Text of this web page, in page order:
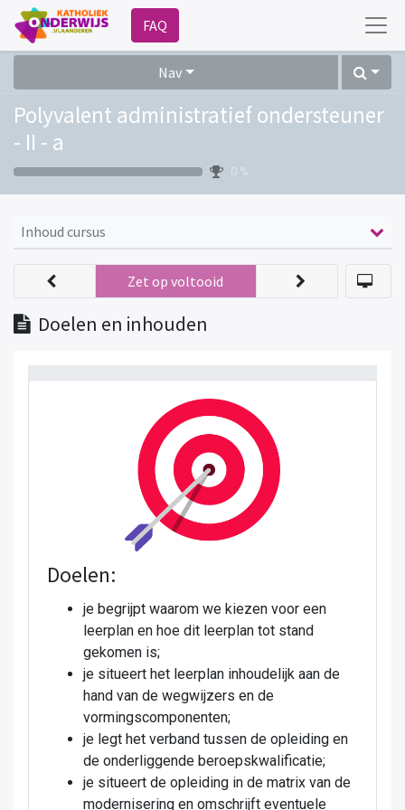
FAQ
Nav
Polyvalent administratief ondersteuner
- II - a
0 %
Inhoud cursus
Doelen en inhouden
Zet op voltooid
Doelen:
je begrijpt waarom we kiezen voor een
leerplan en hoe dit leerplan tot stand
gekomen is;
je situeert het leerplan inhoudelijk aan de
hand van de wegwijzers en de
vormingscomponenten;
je legt het verband tussen de opleiding en
de onderliggende beroepskwalificatie;
je situeert de opleiding in de matrix van de
modernisering en omschrijft eventuele